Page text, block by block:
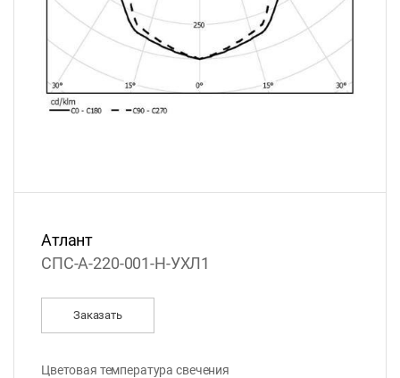
Атлант
СПС-А-220-001-Н-УХЛ1
Заказать
Цветовая температура свечения